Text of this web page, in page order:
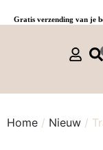
Gratis verzending van je
Home / Nieuw /